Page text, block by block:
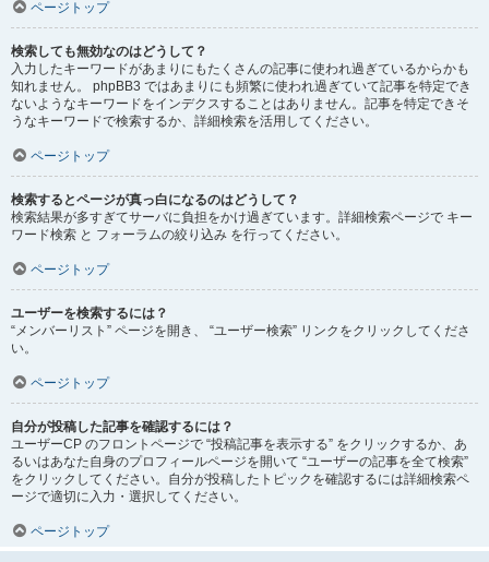
ページトップ
検索しても無効なのはどうして？
入力したキーワードがあまりにもたくさんの記事に使われ過ぎているからかも
知れません。 phpBB3 ではあまりにも頻繁に使われ過ぎていて記事を特定でき
ないようなキーワードをインデクスすることはありません。記事を特定できそ
うなキーワードで検索するか、詳細検索を活用してください。
ページトップ
検索するとページが真っ白になるのはどうして？
検索結果が多すぎてサーバに負担をかけ過ぎています。詳細検索ページで キー
ワード検索 と フォーラムの絞り込み を行ってください。
ページトップ
ユーザーを検索するには？
“メンバーリスト” ページを開き、 “ユーザー検索” リンクをクリックしてくださ
い。
ページトップ
自分が投稿した記事を確認するには？
ユーザーCP のフロントページで “投稿記事を表示する” をクリックするか、あ
るいはあなた自身のプロフィールページを開いて “ユーザーの記事を全て検索”
をクリックしてください。自分が投稿したトピックを確認するには詳細検索ペ
ージで適切に入力・選択してください。
ページトップ